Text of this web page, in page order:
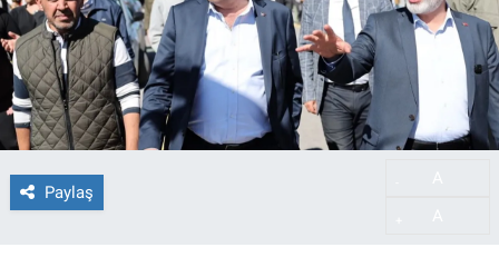
Paylaş
Haber Arşivi